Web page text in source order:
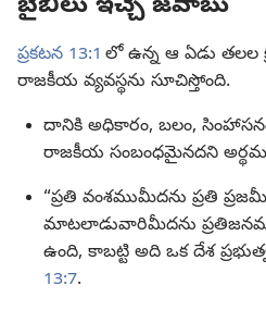
బైబిలు ఇచ్చే జవాబు
ప్రకటన 13:1 లో ఉన్న ఆ ఏడు తలల
రాజకీయ వ్యవస్థను సూచిస్తోంది.
దానికి అధికారం, బలం,
రాజకీయ సంబంధమైనదని
“ప్రతి వంశముమీదను ప్రతి
మాటలాడువారిమీదను
ఉంది, కాబట్టి అది ఒక దేశ
13:7.